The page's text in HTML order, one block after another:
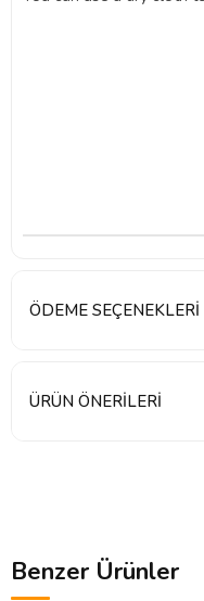
ÖDEME SEÇENEKLERI
ÜRÜN ÖNERILERI
Benzer Ürünler